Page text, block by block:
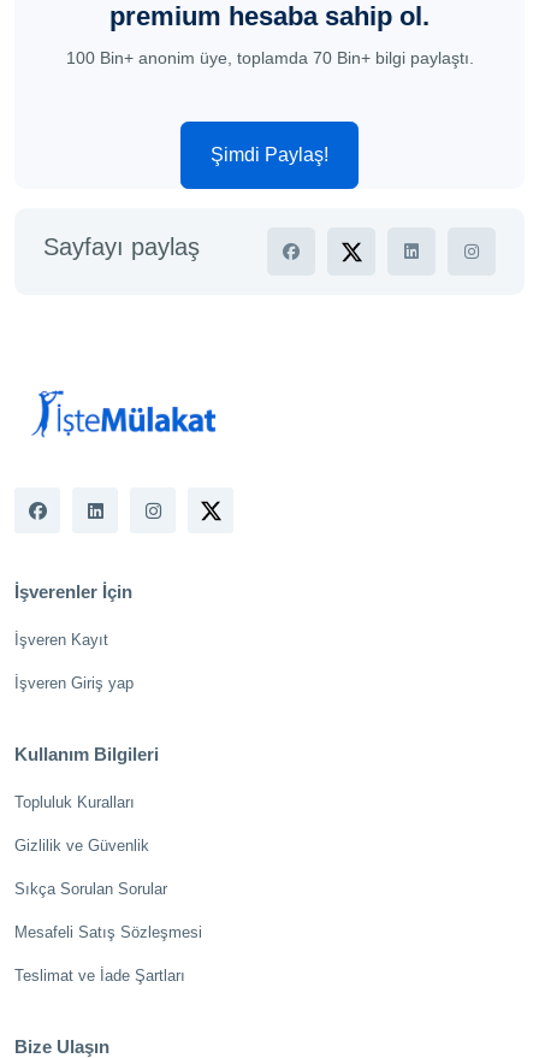
premium hesaba sahip ol.
100 Bin+ anonim üye, toplamda 70 Bin+ bilgi paylaştı.
Şimdi Paylaş!
Sayfayı paylaş
İşverenler İçin
İşveren Kayıt
İşveren Giriş yap
Kullanım Bilgileri
Topluluk Kuralları
Gizlilik ve Güvenlik
Sıkça Sorulan Sorular
Mesafeli Satış Sözleşmesi
Teslimat ve İade Şartları
Bize Ulaşın